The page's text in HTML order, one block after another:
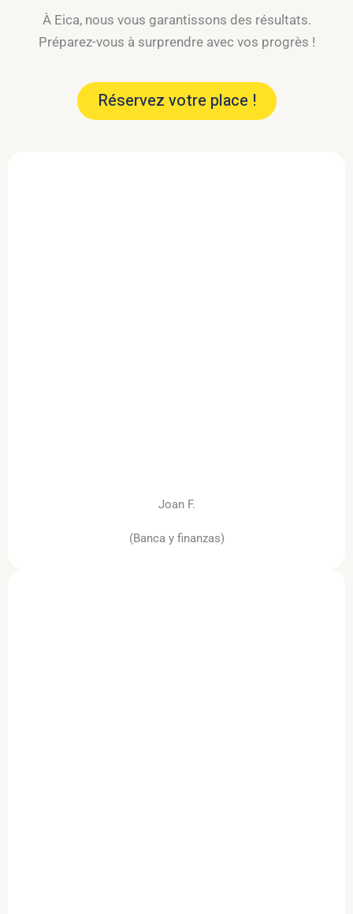
À Eica, nous vous garantissons des résultats.
Préparez-vous à surprendre avec vos progrès !
Réservez votre place !
Joan F.
(Banca y finanzas)